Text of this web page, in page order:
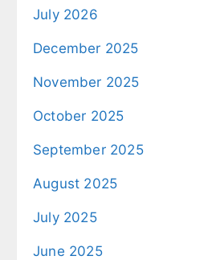
July 2026
December 2025
November 2025
October 2025
September 2025
August 2025
July 2025
June 2025